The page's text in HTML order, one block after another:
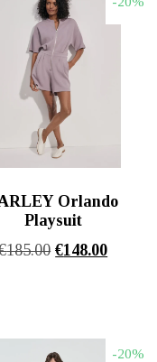
Orlando
Playsuit
185.00 Original
€148.00Η
-20%